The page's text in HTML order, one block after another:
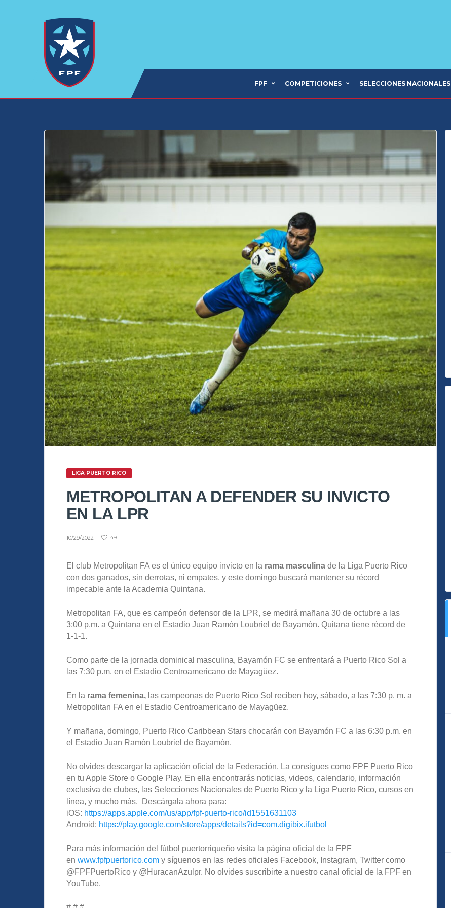
FPF COMPETICIONES SELECCIONES NACIONALES
LIGA PUERTO RICO
METROPOLITAN A DEFENDER SU INVICTO
EN LA LPR
10/29/2022 49
El club Metropolitan FA es el único equipo invicto en la rama masculina de la Liga Puerto Rico
con dos ganados, sin derrotas, ni empates, y este domingo buscará mantener su récord
impecable ante la Academia Quintana.
Metropolitan FA, que es campeón defensor de la LPR, se medirá mañana 30 de octubre a las
3:00 p.m. a Quintana en el Estadio Juan Ramón Loubriel de Bayamón. Quitana tiene récord de
1-1-1.
Como parte de la jornada dominical masculina, Bayamón FC se enfrentará a Puerto Rico Sol a
las 7:30 p.m. en el Estadio Centroamericano de Mayagüez.
En la rama femenina, las campeonas de Puerto Rico Sol reciben hoy, sábado, a las 7:30 p. m. a
Metropolitan FA en el Estadio Centroamericano de Mayagüez.
Y mañana, domingo, Puerto Rico Caribbean Stars chocarán con Bayamón FC a las 6:30 p.m. en
el Estadio Juan Ramón Loubriel de Bayamón.
No olvides descargar la aplicación oficial de la Federación. La consigues como FPF Puerto Rico
en tu Apple Store o Google Play. En ella encontrarás noticias, videos, calendario, información
exclusiva de clubes, las Selecciones Nacionales de Puerto Rico y la Liga Puerto Rico, cursos en
línea, y mucho más. Descárgala ahora para:
iOS: https://apps.apple.com/us/app/fpf-puerto-rico/id1551631103
Android: https://play.google.com/store/apps/details?id=com.digibix.ifutbol
Para más información del fútbol puertorriqueño visita la página oficial de la FPF
en www.fpfpuertorico.com y síguenos en las redes oficiales Facebook, Instagram, Twitter como
@FPFPuertoRico y @HuracanAzulpr. No olvides suscribirte a nuestro canal oficial de la FPF en
YouTube.